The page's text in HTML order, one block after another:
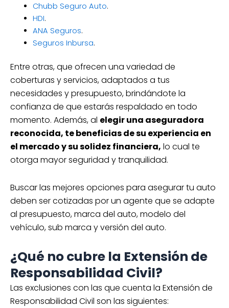
Chubb Seguro Auto.
HDI.
ANA Seguros.
Seguros Inbursa.
Entre otras, que ofrecen una variedad de
coberturas y servicios, adaptados a tus
necesidades y presupuesto, brindándote la
confianza de que estarás respaldado en todo
momento. Además, al elegir una aseguradora
reconocida, te beneficias de su experiencia en
el mercado y su solidez financiera, lo cual te
otorga mayor seguridad y tranquilidad.
Buscar las mejores opciones para asegurar tu auto
deben ser cotizadas por un agente que se adapte
al presupuesto, marca del auto, modelo del
vehículo, sub marca y versión del auto.
¿Qué no cubre la Extensión de
Responsabilidad Civil?
Las exclusiones con las que cuenta la Extensión de
Responsabilidad Civil son las siguientes: